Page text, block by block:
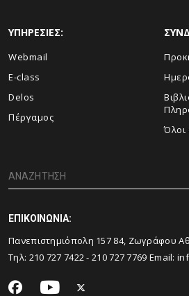
ΥΠΗΡΕΣΙΕΣ:
Webmail
E-class
Delos
Πέργαμος
Όλοι
ΕΠΙΚΟΙΝΩΝΙΑ:
Πανεπιστημιόπολη 157 84, Ζωγράφου
Τηλ: 210 727 7422-210 727 7769 Email: